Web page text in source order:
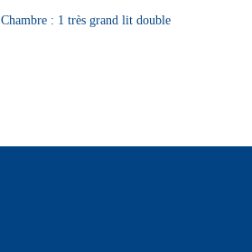
Chambre : 1 très grand lit double